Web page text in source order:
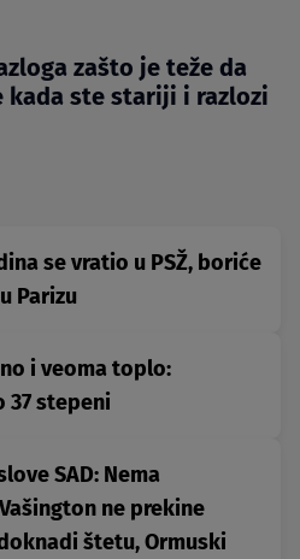
zašto je teže da
ste stariji i razlozi
se vratio u PSŽ, boriće
Parizu
i veoma toplo:
37 stepeni
SAD: Nema
ne prekine
štetu, Ormuski